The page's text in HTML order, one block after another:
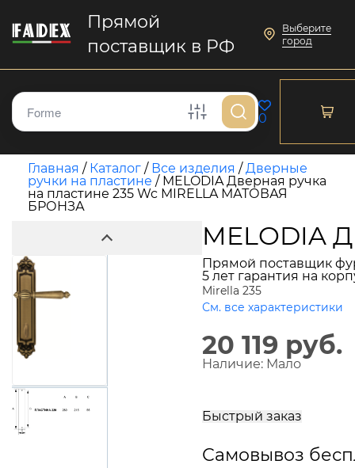
Прямой
поставщик в РФ
Выберите
город
0
Главная / Каталог / Все изделия /Дверные
ручки на пластине / MELODIA Дверная ручка
на пластине 235 Wc MIRELLA МАТОВАЯ
БРОНЗА
MELODIA
Прямой поставщик
5 лет гарантия на
Mirella 235
См. все характеристики
20 119 руб.
Наличие: Мало
Быстрый заказ
Самовывоз